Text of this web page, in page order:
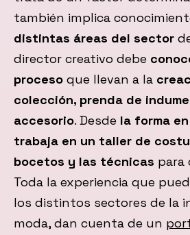
también implica
distintas áreas del sector
director creativo debe
proceso que llevan a la
colección, prenda de
accesorio. Desde la forma
trabaja en un taller de
bocetos y las técnicas para
Toda la experiencia que
los distintos sectores de la
moda, dan cuenta de un